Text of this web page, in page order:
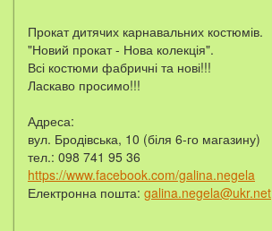
Прокат дитячих карнавальних костюмів.
"Новий прокат - Нова колекція".
Всі костюми фабричні та нові!!!
Ласкаво просимо!!!
Адреса:
вул. Бродівська, 10 (біля 6-го магазину)
тел.: 098 741 95 36
https://www.facebook.com/galina.negela
Електронна пошта: galina.negela@ukr.net